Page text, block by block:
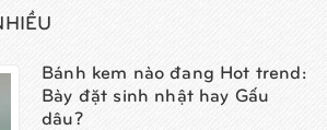
Bánh kem nào đang Hot trend:
Bày đặt sinh nhật hay Gấu
dâu?